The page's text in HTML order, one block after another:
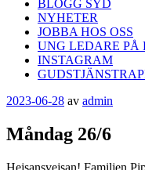
BLOGG SYD
NYHETER
JOBBA HOS OSS
UNG LEDARE PÅ
INSTAGRAM
Publicerat
2023-06-28 av admin
Måndag 26/6
Hejsansvejsan! Familjen